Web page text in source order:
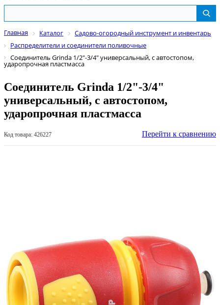
Главная Каталог
Садово-огородный инструмент и инвентарь
Распределители и соединители поливочные
Соединитель Grinda 1/2"-3/4" универсальный, c автостопом,
ударопрочная пластмасса
Соединитель Grinda 1/2"-3/4"
универсальный, c автостопом,
ударопрочная пластмасса
Код товара: 426227 Перейти к сравнению